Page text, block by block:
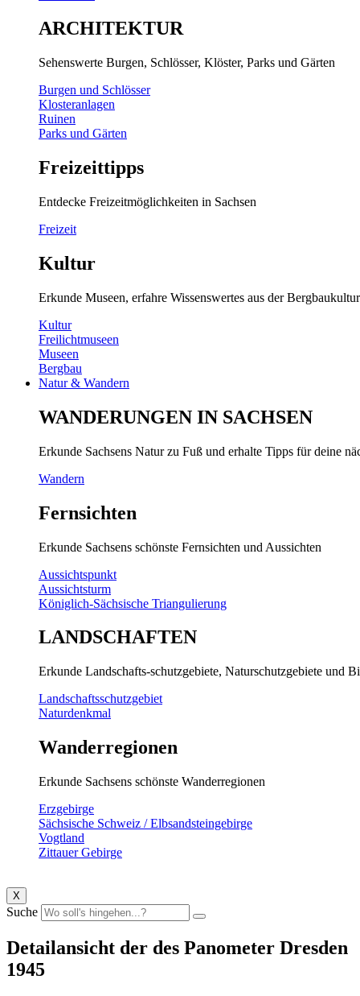
ARCHITEKTUR
Sehenswerte Burgen, Schlösser, Klöster, Parks und Gärten
Burgen und Schlösser
Klosteranlagen
Ruinen
Parks und Gärten
Freizeittipps
Entdecke Freizeitmöglichkeiten in Sachsen
Freizeit
Kultur
Erkunde Museen, erfahre Wissenswertes aus der
Kultur
Freilichtmuseen
Museen
Bergbau
Natur & Wandern
WANDERUNGEN IN SACHSEN
Erkunde Sachsens Natur zu Fuß und erhalte Tipps für deine
Wandern
Fernsichten
Erkunde Sachsens schönste Fernsichten und Aussichten
Aussichtspunkt
Aussichtsturm
Königlich-Sächsische Triangulierung
LANDSCHAFTEN
Erkunde Landschafts-schutzgebiete, Naturschutzgebiete und
Landschaftsschutzgebiet
Naturdenkmal
Wanderregionen
Erkunde Sachsens schönste Wanderregionen
Erzgebirge
Sächsische Schweiz / Elbsandsteingebirge
Vogtland
Zittauer Gebirge
X
Suche
Detailansicht der des Panometer Dresden
1945